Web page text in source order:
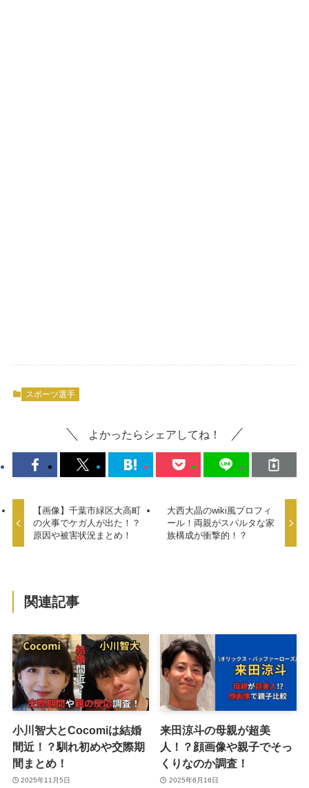
スポーツ選手
よかったらシェアしてね！
【画像】千葉市緑区大高町
の火事でケガ人が出た！？
原因や被害状況まとめ！
大西大晶のwiki風プロフィ
ール！両親がスパルタな家
族構成が衝撃的！？
関連記事
小川智大とCocomiは結婚
間近！？馴れ初めや交際期
間まとめ！
2025年11月5日
来田涼斗の母親が超美
人！？顔画像や親子でそっ
くりなのか調査！
2025年6月16日